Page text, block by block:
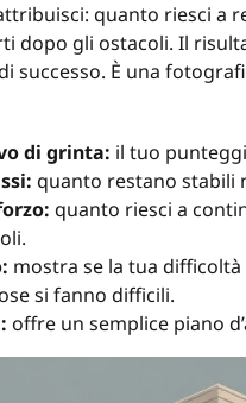
quanto riesci a
dopo gli ostacoli. Il
successo. È una
di grinta: il tuo
quanto restano stabili
quanto riesci a
mostra se la tua
si fanno difficili.
offre un semplice piano